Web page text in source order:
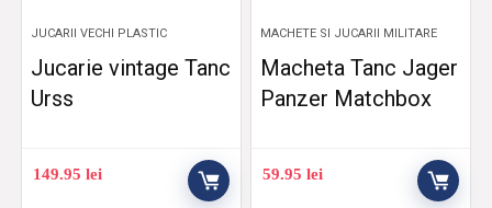
JUCARII VECHI PLASTIC
Jucarie vintage Tanc
Urss
149.95lei
MACHETE SI JUCARII MILITARE
Macheta Tanc Jager
Panzer Matchbox
59.95lei